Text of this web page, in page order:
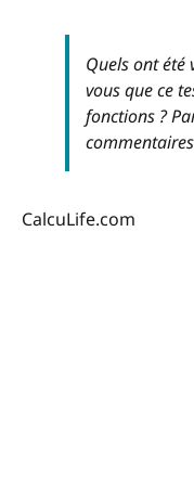
Quels ont été
vous que ce
fonctions ?
CalcuLife.com